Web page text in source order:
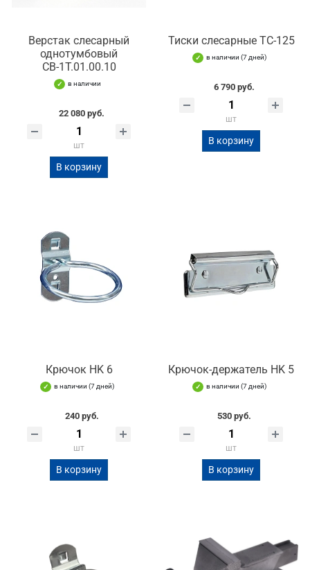
Верстак слесарный
однотумбовый
СВ-1Т.01.00.10
в наличии
22 080 руб.
шт
В корзину
Тиски слесарные TC-125
в наличии (7 дней)
6 790 руб.
шт
В корзину
Крючок HK 6
в наличии (7 дней)
240 руб.
шт
В корзину
Крючок-держатель HK 5
в наличии (7 дней)
530 руб.
шт
В корзину